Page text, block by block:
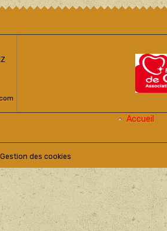
Accueil
Gestion des cookies